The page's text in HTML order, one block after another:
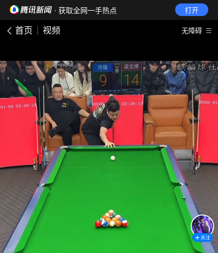
· 获取全网一手热点 打开
首页 视频 无障碍
关注